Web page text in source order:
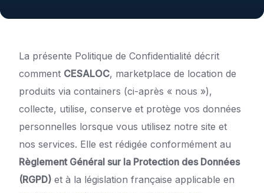
La présente Politique de Confidentialité décrit
comment CESALOC, marketplace de location de
produits via containers (ci-après « nous »),
collecte, utilise, conserve et protège vos données
personnelles lorsque vous utilisez notre site et
nos services. Elle est rédigée conformément au
Règlement Général sur la Protection des Données
(RGPD) et à la législation française applicable en